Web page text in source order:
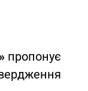
пропонує